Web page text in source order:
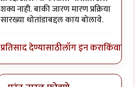
शक्य नाही. बाकी जारण मारण प्रक्रिया
सारख्या थोतांडाबद्दल काय बोलावे.
प्रतिसाद देण्यासाठीलॉग इन कराकिंवा